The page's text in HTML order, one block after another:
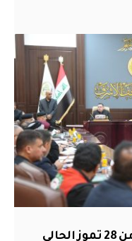
النجف تعطل الدوام الرسمي من 28 تموز الحالي